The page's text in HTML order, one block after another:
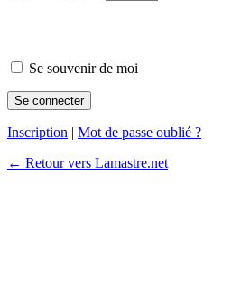
Se souvenir de moi
Inscription | Mot de passe oublié ?
← Retour vers Lamastre.net